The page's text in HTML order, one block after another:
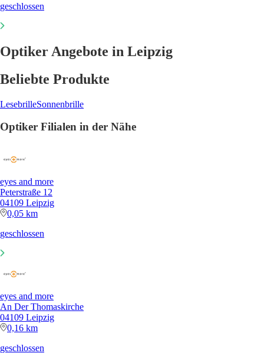
geschlossen
Optiker Angebote in Leipzig
Beliebte Produkte
LesebrilleSonnenbrille
Optiker Filialen in der Nähe
eyes and more
Peterstraße 12
04109 Leipzig
0,05 km
geschlossen
eyes and more
An Der Thomaskirche
04109 Leipzig
0,16 km
geschlossen